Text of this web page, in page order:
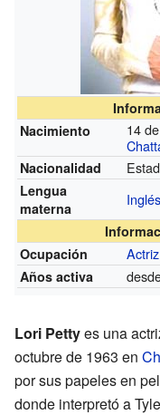
Nacimiento
14
Nacionalidad
Lengua
materna
Inglés
Ocupación
Actriz
Años activa
Lori Pettyes una
octubre de 1963 en
por sus papeles en
donde interpretó a